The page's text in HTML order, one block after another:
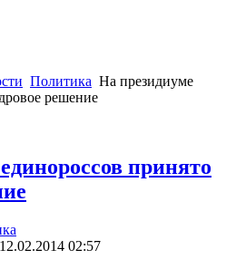
Политика На президиуме
решение
принято
02:57